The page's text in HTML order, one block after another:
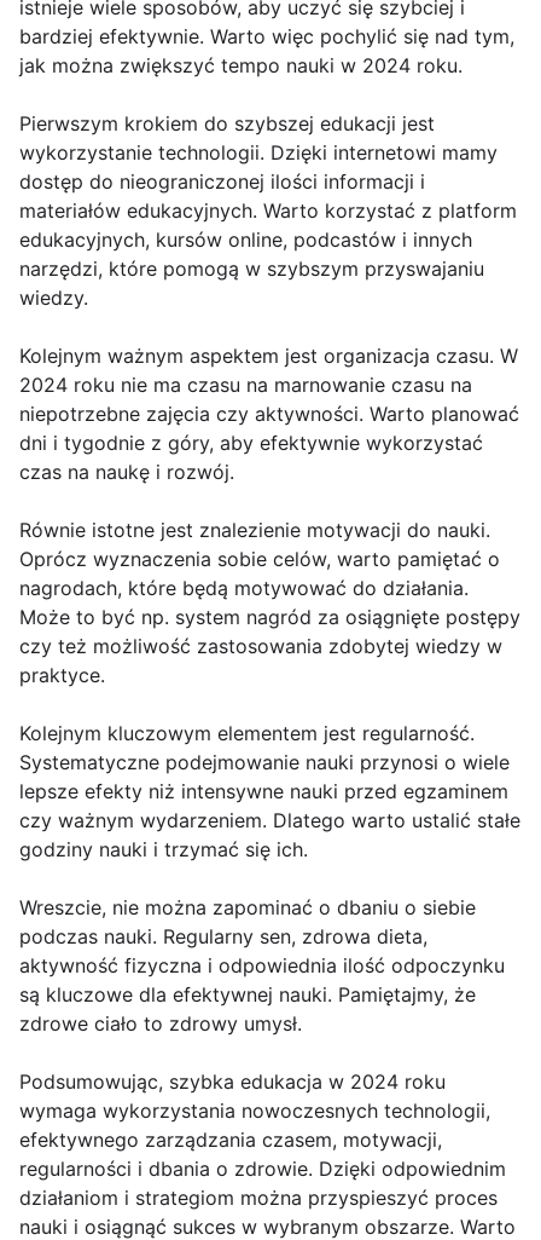
istnieje wiele sposobów, aby uczyć się szybciej i
bardziej efektywnie. Warto więc pochylić się nad tym,
jak można zwiększyć tempo nauki w 2024 roku.
Pierwszym krokiem do szybszej edukacji jest
wykorzystanie technologii. Dzięki internetowi mamy
dostęp do nieograniczonej ilości informacji i
materiałów edukacyjnych. Warto korzystać z platform
edukacyjnych, kursów online, podcastów i innych
narzędzi, które pomogą w szybszym przyswajaniu
wiedzy.
Kolejnym ważnym aspektem jest organizacja czasu. W
2024 roku nie ma czasu na marnowanie czasu na
niepotrzebne zajęcia czy aktywności. Warto planować
dni i tygodnie z góry, aby efektywnie wykorzystać
czas na naukę i rozwój.
Równie istotne jest znalezienie motywacji do nauki.
Oprócz wyznaczenia sobie celów, warto pamiętać o
nagrodach, które będą motywować do działania.
Może to być np. system nagród za osiągnięte postępy
czy też możliwość zastosowania zdobytej wiedzy w
praktyce.
Kolejnym kluczowym elementem jest regularność.
Systematyczne podejmowanie nauki przynosi o wiele
lepsze efekty niż intensywne nauki przed egzaminem
czy ważnym wydarzeniem. Dlatego warto ustalić stałe
godziny nauki i trzymać się ich.
Wreszcie, nie można zapominać o dbaniu o siebie
podczas nauki. Regularny sen, zdrowa dieta,
aktywność fizyczna i odpowiednia ilość odpoczynku
są kluczowe dla efektywnej nauki. Pamiętajmy, że
zdrowe ciało to zdrowy umysł.
Podsumowując, szybka edukacja w 2024 roku
wymaga wykorzystania nowoczesnych technologii,
efektywnego zarządzania czasem, motywacji,
regularności i dbania o zdrowie. Dzięki odpowiednim
działaniom i strategiom można przyspieszyć proces
nauki i osiągnąć sukces w wybranym obszarze. Warto